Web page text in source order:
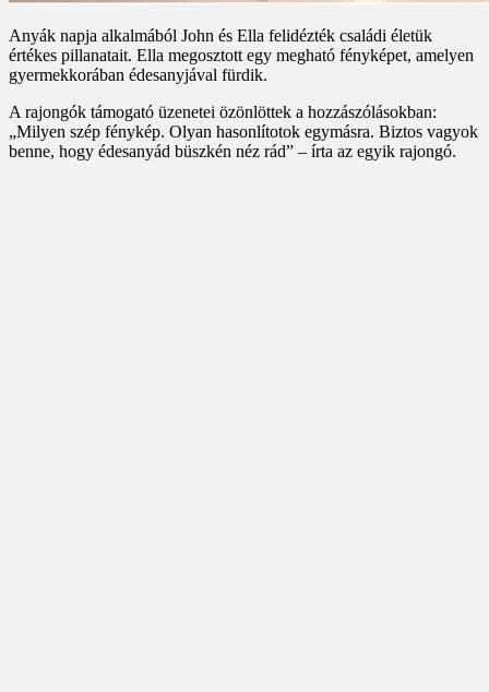
Anyák napja alkalmából John és Ella felidézték családi életük
értékes pillanatait. Ella megosztott egy megható fényképet, amelyen
gyermekkorában édesanyjával fürdik.
A rajongók támogató üzenetei özönlöttek a hozzászólásokban:
„Milyen szép fénykép. Olyan hasonlítotok egymásra. Biztos vagyok
benne, hogy édesanyád büszkén néz rád” – írta az egyik rajongó.